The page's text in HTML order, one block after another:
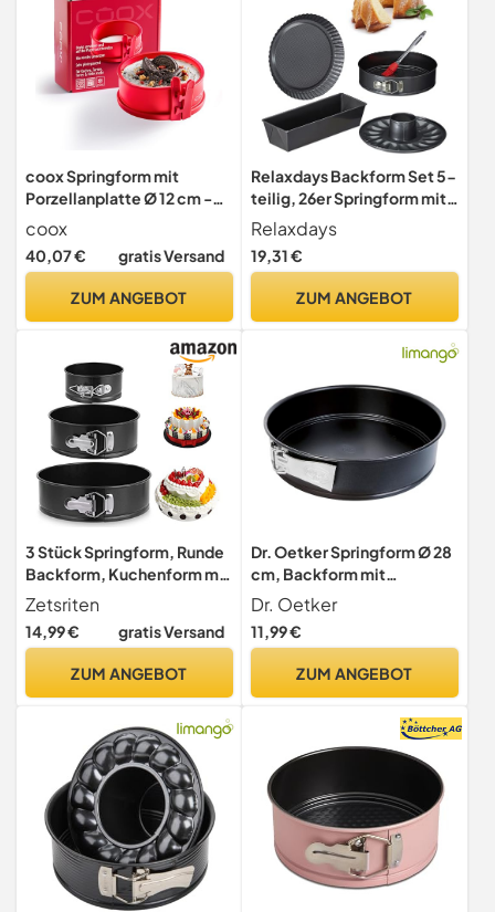
coox Springform mit
Porzellanplatte Ø 12 cm -
Einem I Antihaft-Silikon I
Spülmaschinenfest I Kein
coox
40,07 € gratis Versand
ZUM ANGEBOT
Relaxdays Backform Set 5-
teilig, 26er Springform mit
Rohrboden, Kastenform,
Obstbodenform,
Backpinsel, Stahl, anthrazit
Relaxdays
19,31 €
ZUM ANGEBOT
3 Stück Springform, Runde
Backform, Kuchenform mit
Abnehmbarer Flachboden,
3 Größen Tortenform,
Backformen Set für Kuchen
Stahl, Auslaufsicher,
Zetsriten
14,99 € gratis Versand
ZUM ANGEBOT
Dr. Oetker Springform Ø 28
cm, Backform mit
Flachboden, runde
Kuchenform aus Stahl mit
Antihaftbeschichtung
Stück
Dr. Oetker
11,99 €
ZUM ANGEBOT